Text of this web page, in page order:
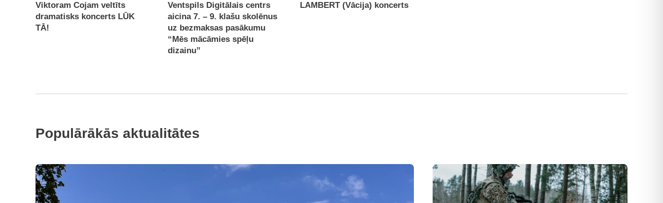
Viktoram Cojam veltīts
dramatisks koncerts LŪK
TĀ!
Ventspils Digitālais centrs
aicina 7. – 9. klašu skolēnus
uz bezmaksas pasākumu
“Mēs mācāmies spēļu
dizainu”
LAMBERT (Vācija) koncerts
Populārākās aktualitātes